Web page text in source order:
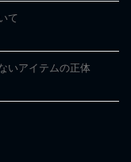
て
いアイテムの正体